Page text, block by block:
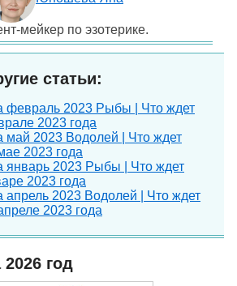
мейкер по эзотерике.
статьи:
февраль 2023 Рыбы | Что ждет
2023 года
май 2023 Водолей | Что ждет
2023 года
январь 2023 Рыбы | Что ждет
2023 года
апрель 2023 Водолей | Что ждет
2023 года
год